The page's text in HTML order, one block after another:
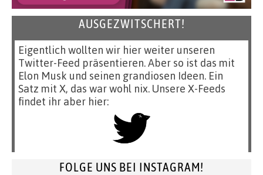
AUSGEZWITSCHERT!
Eigentlich wollten wir hier weiter unseren
Twitter-Feed präsentieren. Aber so ist das mit
Elon Musk und seinen grandiosen Ideen. Ein
Satz mit X, das war wohl nix. Unsere X-Feeds
findet ihr aber hier:
FOLGE UNS BEI INSTAGRAM!